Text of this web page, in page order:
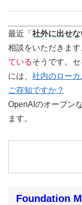
最近「 社外に出せ
相談をいただきます
ているそうです。
には、 社内のロー
ご存知ですか？
OpenAIのオープン
ます。
Foundation